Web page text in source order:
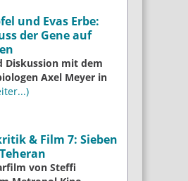
und Evas Erbe:
der Gene auf
Diskussion mit dem
Axel Meyer in
& Film 7: Sieben
von Steffi